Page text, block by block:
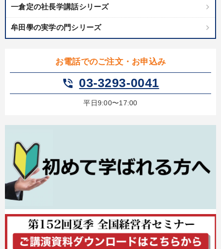
一倉定の社長学講話シリーズ
牟田學の実学の門シリーズ
お電話でのご注文・お申込み
phone_in_talk 03-3293-0041
平日9:00〜17:00